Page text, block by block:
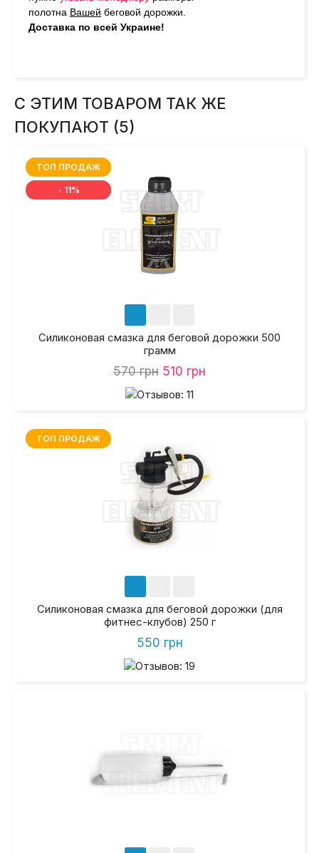
полотна Вашей беговой дорожки.
Доставка по всей Украине!
С ЭТИМ ТОВАРОМ ТАК ЖЕ
ПОКУПАЮТ (5)
ТОП ПРОДАЖ
- 11%
Силиконовая смазка для беговой дорожки 500
грамм
570 грн 510 грн
ТОП ПРОДАЖ
Силиконовая смазка для беговой дорожки (для
фитнес-клубов) 250 г
550 грн